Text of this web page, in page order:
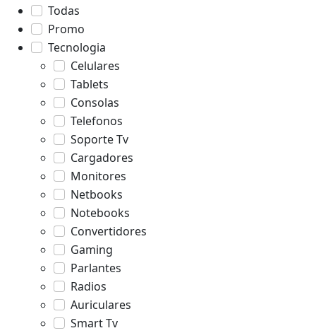
Todas
Promo
Tecnologia
Celulares
Tablets
Consolas
Telefonos
Soporte Tv
Cargadores
Monitores
Netbooks
Notebooks
Convertidores
Gaming
Parlantes
Radios
Auriculares
Smart Tv